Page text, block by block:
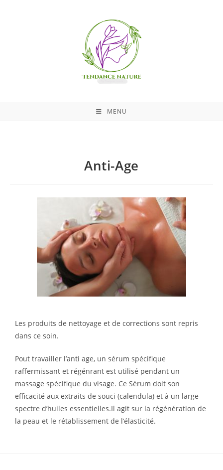
MENU
Anti-Age
Les produits de nettoyage et de corrections sont repris
dans ce soin.
Pout travailler l’anti age, un sérum spécifique
raffermissant et régénrant est utilisé pendant un
massage spécifique du visage. Ce Sérum doit son
efficacité aux extraits de souci (calendula) et à un large
spectre d’huiles essentielles.Il agit sur la régénération de
la peau et le rétablissement de l’élasticité.